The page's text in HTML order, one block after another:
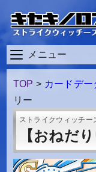
TOP > カードデー
リー
ストライクウィッチ
【おねだ
メニュー